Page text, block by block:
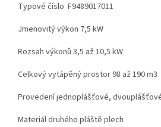
Typové číslo F9489017011
Jmenovitý výkon 7,5 kW
Rozsah výkonů 3,5 až 10,5 kW
Celkový vytápěný prostor 98 až 190 m3
Provedení jednoplášťové,
Materiál druhého pláště plech